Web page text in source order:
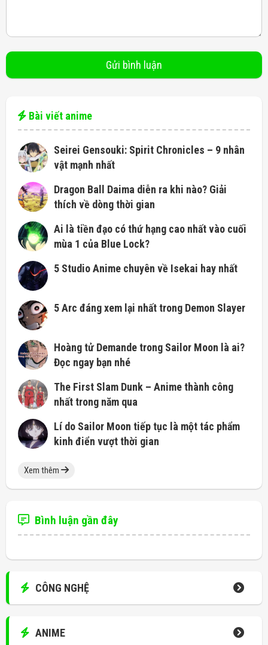
Bài viết anime
Seirei Gensouki: Spirit Chronicles – 9 nhân
vật mạnh nhất
Dragon Ball Daima diễn ra khi nào? Giải
thích về dòng thời gian
Ai là tiền đạo có thứ hạng cao nhất vào cuối
mùa 1 của Blue Lock?
5 Studio Anime chuyên về Isekai hay nhất
5 Arc đáng xem lại nhất trong Demon Slayer
Hoàng tử Demande trong Sailor Moon là ai?
Đọc ngay bạn nhé
The First Slam Dunk – Anime thành công
nhất trong năm qua
Lí do Sailor Moon tiếp tục là một tác phẩm
kinh điển vượt thời gian
Xem thêm
Bình luận gần đây
CÔNG NGHỆ
ANIME